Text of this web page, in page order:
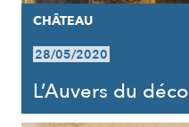
CHÂTEAU
28/05/2020
L’Auvers du